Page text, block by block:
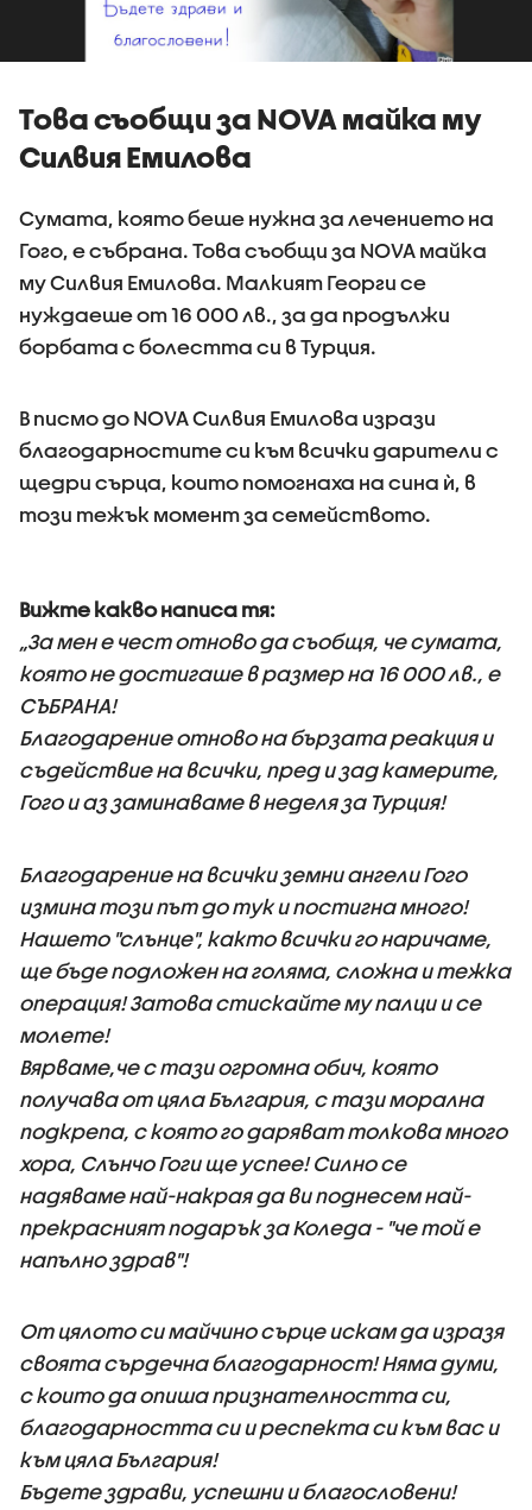
Това съобщи за NOVA майка му
Силвия Емилова
Сумата, която беше нужна за лечението на
Гого, е събрана. Това съобщи за NOVA майка
му Силвия Емилова. Малкият Георги се
нуждаеше от 16 000 лв., за да продължи
борбата с болестта си в Турция.
В писмо до NOVA Силвия Емилова изрази
благодарностите си към всички дарители с
щедри сърца, които помогнаха на сина ѝ, в
този тежък момент за семейството.
Вижте какво написа тя:
„За мен е чест отново да съобщя, че сумата,
която не достигаше в размер на 16 000 лв., е
СЪБРАНА!
Благодарение отново на бързата реакция и
съдействие на всички, пред и зад камерите,
Гого и аз заминаваме в неделя за Турция!
Благодарение на всички земни ангели Гого
измина този път до тук и постигна много!
Нашето "слънце", както всички го наричаме,
ще бъде подложен на голяма, сложна и тежка
операция! Затова стискайте му палци и се
молете!
Вярваме,че с тази огромна обич, която
получава от цяла България, с тази морална
подкрепа, с която го даряват толкова много
хора, Слънчо Гоги ще успее! Силно се
надяваме най-накрая да ви поднесем най-
прекрасният подарък за Коледа - "че той е
напълно здрав"!
От цялото си майчино сърце искам да изразя
своята сърдечна благодарност! Няма думи,
с които да опиша признателността си,
благодарността си и респекта си към вас и
към цяла България!
Бъдете здрави, успешни и благословени!